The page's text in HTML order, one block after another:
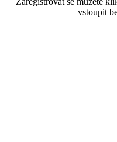
vstoupit